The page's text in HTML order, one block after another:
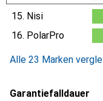
0.2
15. Nisi
16. PolarPro
Alle 23 Marken
Garantiefalldauer